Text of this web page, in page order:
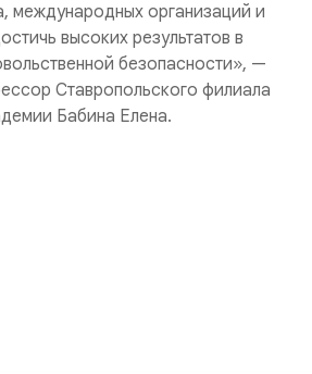
международных организаций и
высоких результатов в
безопасности», —
Ставропольского филиала
Бабина Елена.